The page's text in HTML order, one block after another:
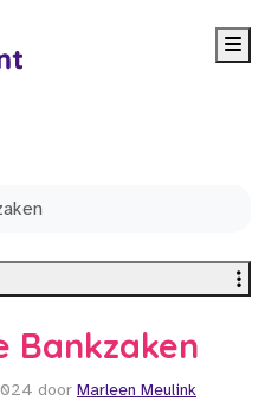
Bankzaken
door Marleen Meulink